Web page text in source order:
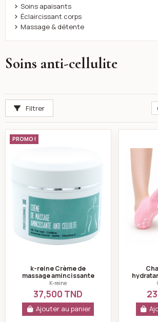
Soins anti-cellulite
Filtrer
PROMO !
k-reine Crème de
massage amincissante
250 ml
K-reine
37,500 TND
Ajouter au panier
Soins apaisants
Éclaircissant corps
Massage & détente